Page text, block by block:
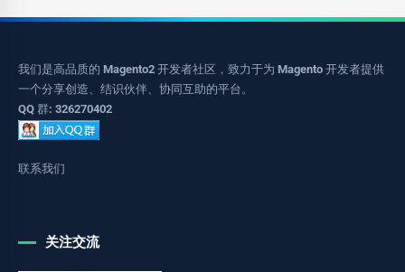
我们是高品质的 Magento2 开发者社区，致力于为 Magento 开发者提供
一个分享创造、结识伙伴、协同互助的平台。
QQ 群: 326270402
联系我们
关注交流